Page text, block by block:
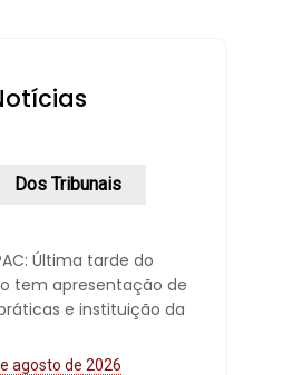
Dos Tribunais
Última tarde do
tem apresentação de
e instituição da
agosto de 2026